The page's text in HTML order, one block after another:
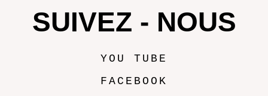
SUIVEZ - NOUS
YOU TUBE
FACEBOOK